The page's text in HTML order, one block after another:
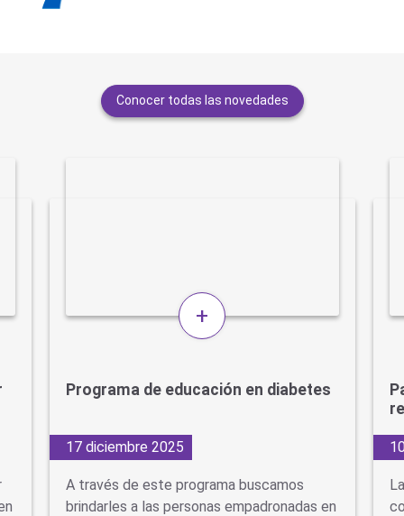
Conocer todas las novedades
+
Programa de educación en diabetes
17 diciembre 2025
A través de este programa buscamos
brindarles a las personas empadronadas en